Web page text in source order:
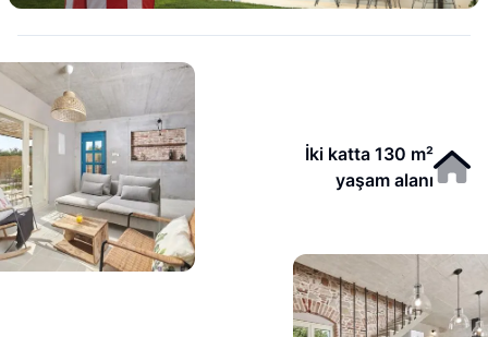
İki katta 130 m²
yaşam alanı